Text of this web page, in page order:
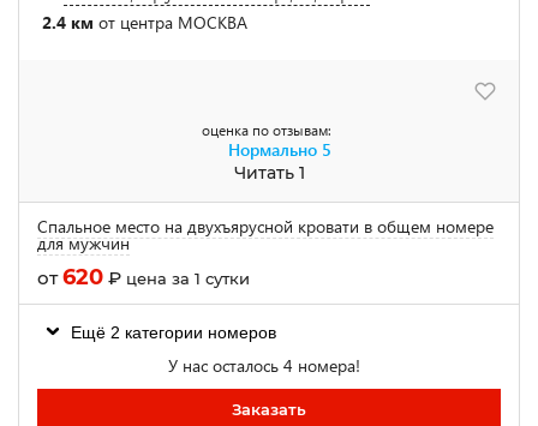
2.4 км от центра МОСКВА
оценка по отзывам:
Нормально 5
Читать 1
Спальное место на двухъярусной кровати в общем номере
для мужчин
от620 ₽ цена за 1 сутки
Ещё 2 категории номеров
У нас осталось 4 номера!
Заказать